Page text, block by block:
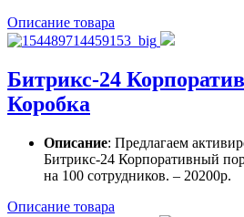
Описание товара
Битрикс-24
Коробка
Описание: Предлагаем
Битрикс-24 Корпоративный
на 100 сотрудников. – 20200р.
Описание товара